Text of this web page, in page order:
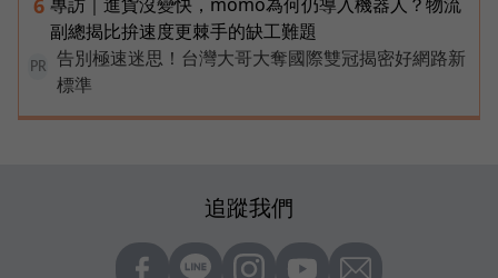
6
副總揭比拚速度更棘手的缺工難題
PR
告別極速迷思！台灣大哥大奪國際雙冠揭密好網路新
標準
追蹤我們